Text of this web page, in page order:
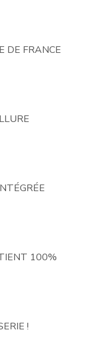
DE FRANCE
100%
!